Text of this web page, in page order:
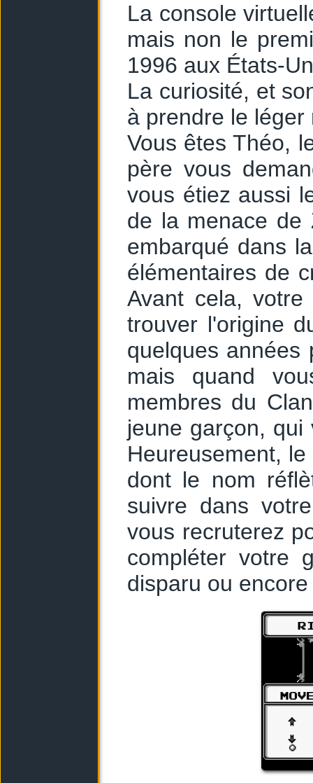
La console
mais non le
1996 aux États-
La curiosité, et
à prendre le léger
Vous êtes Théo,
père vous
vous étiez aussi
de la menace de
embarqué dans
élémentaires de
Avant cela,
trouver l'origine
quelques
mais quand
membres du
jeune garçon,
Heureusement,
dont le nom
suivre dans
vous recruterez
compléter votre
disparu ou